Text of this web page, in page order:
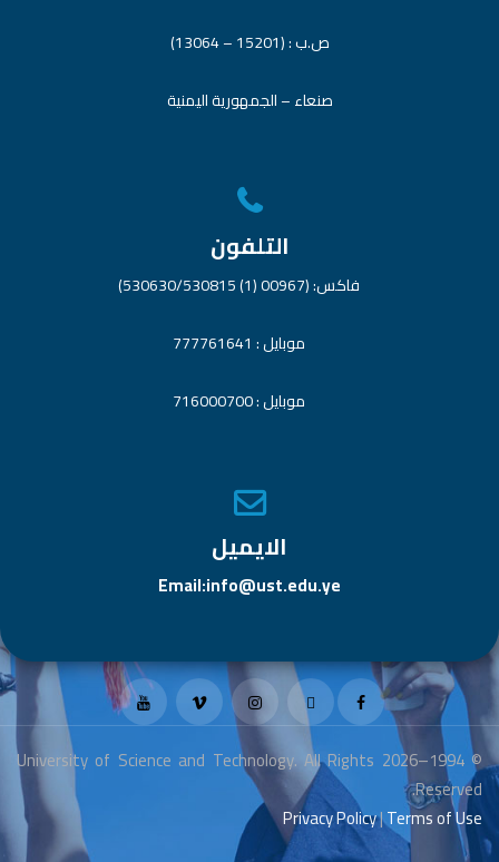
ص.ب : (15201 – 13064)
صنعاء – الجمهورية اليمنية
التلفون
فاكس: (00967 (1) 530630/530815)
موبايل : 777761641
موبايل : 716000700
الايميل
Email:info@ust.edu.ye
© 1994–2026 University of Science and Technology. All Rights
Reserved.
Privacy Policy|Terms of Use